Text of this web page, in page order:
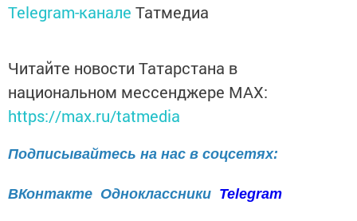
Telegram-канале Татмедиа
Читайте новости Татарстана в
национальном мессенджере MАХ:
https://max.ru/tatmedia
Подписывайтесь на нас в соцсетях:
ВКонтакте Одноклассники Telegram